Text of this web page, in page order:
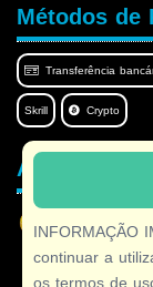
INFORMAÇÃO
continuar a
os termos de
Métodos de
Transferência
Skrill Crypto
Afilnet no